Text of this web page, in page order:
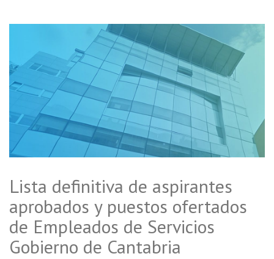
Lista definitiva de aspirantes
aprobados y puestos ofertados
de Empleados de Servicios
Gobierno de Cantabria